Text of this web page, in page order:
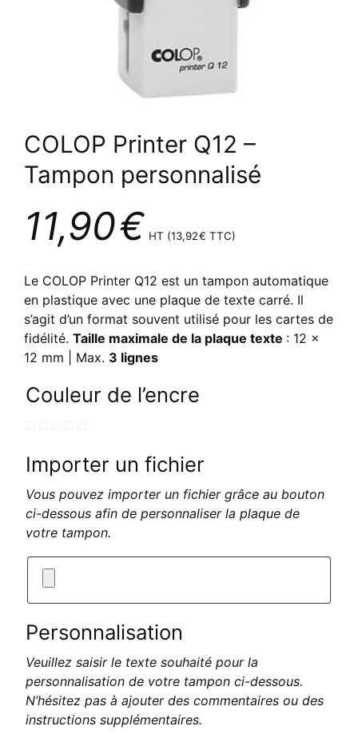
COLOP Printer Q12 –
Tampon personnalisé
11,90€ HT (13,92€ TTC)
Le COLOP Printer Q12 est un tampon automatique
en plastique avec une plaque de texte carré. Il
s’agit d’un format souvent utilisé pour les cartes de
fidélité.Taille maximale de la plaque texte : 12 x
12 mm | Max. 3 lignes
Couleur de l’encre
Importer un fichier
Vous pouvez importer un fichier grâce au bouton
ci-dessous afin de personnaliser la plaque de
votre tampon.
Personnalisation
Veuillez saisir le texte souhaité pour la
personnalisation de votre tampon ci-dessous.
N’hésitez pas à ajouter des commentaires ou des
instructions supplémentaires.